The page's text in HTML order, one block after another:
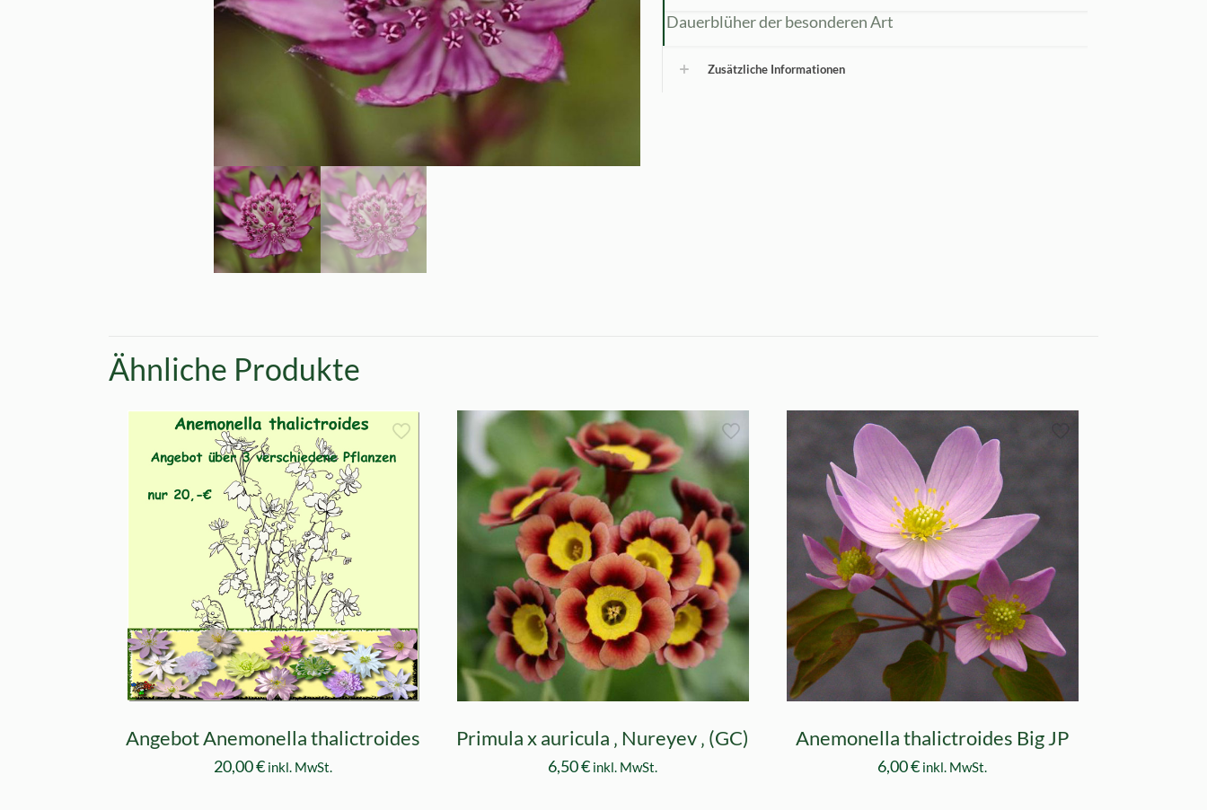
Dauerblüher der besonderen Art
Zusätzliche Informationen
Ähnliche Produkte
Angebot Anemonella thalictroides
20,00€ inkl. MwSt.
Primula x auricula ‚ Nureyev ‚ (GC)
6,50€ inkl. MwSt.
Anemonella thalictroides Big JP
6,00€ inkl. MwSt.